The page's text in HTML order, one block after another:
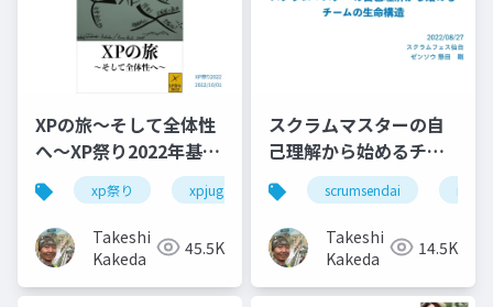
XPの旅〜そして全体性
へ〜XP祭り2022年基調
講演
xp祭り xpjug xpjug2022 extreme
Takeshi
Kakeda
45.5K
スクラムマスターの自
己理解から始めるチー
ムの生命構造
scrumsendai nvc
Takeshi
Kakeda
14.5K